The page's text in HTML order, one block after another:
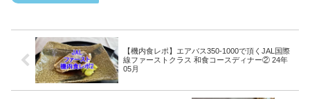
【機内食レポ】エアバス350-1000で頂くJAL国際
線ファーストクラス 和食コースディナー② 24年
05月